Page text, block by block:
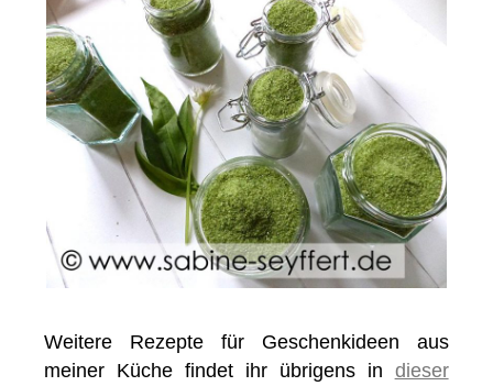
Weitere Rezepte für Geschenkideen aus
meiner Küche findet ihr übrigens in dieser